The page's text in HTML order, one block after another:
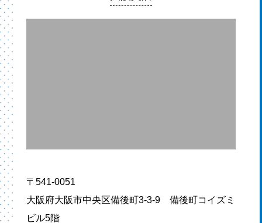
〒541-0051
大阪府大阪市中央区備後町3-3-9 備後町コイズミ
ビル5階